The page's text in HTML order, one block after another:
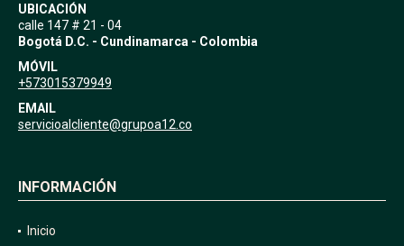
UBICACIÓN
calle 147 # 21 - 04
Bogotá D.C. - Cundinamarca - Colombia
MÓVIL
+573015379949
EMAIL
servicioalcliente@grupoa12.co
INFORMACIÓN
Inicio